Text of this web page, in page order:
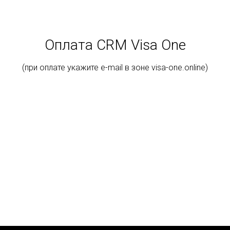
Оплата CRM Visa One
(при оплате укажите e-mail в зоне visa-one.online)